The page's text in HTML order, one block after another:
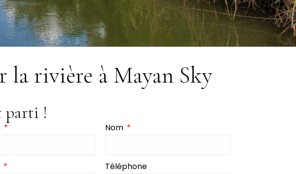
la rivière à Mayan Sky
parti !
Nom
Téléphone